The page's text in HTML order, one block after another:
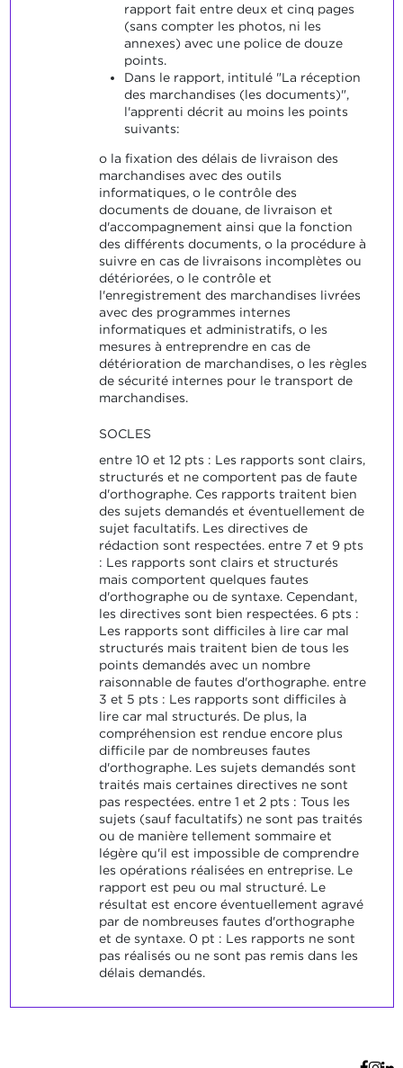
rapport fait entre deux et cinq pages
(sans compter les photos, ni les
annexes) avec une police de douze
points.
Dans le rapport, intitulé "La réception
des marchandises (les documents)",
l'apprenti décrit au moins les points
suivants:
o la fixation des délais de livraison des
marchandises avec des outils
informatiques, o le contrôle des
documents de douane, de livraison et
d'accompagnement ainsi que la fonction
des différents documents, o la procédure à
suivre en cas de livraisons incomplètes ou
détériorées, o le contrôle et
l'enregistrement des marchandises livrées
avec des programmes internes
informatiques et administratifs, o les
mesures à entreprendre en cas de
détérioration de marchandises, o les règles
de sécurité internes pour le transport de
marchandises.
SOCLES
entre 10 et 12 pts : Les rapports sont clairs,
structurés et ne comportent pas de faute
d'orthographe. Ces rapports traitent bien
des sujets demandés et éventuellement de
sujet facultatifs. Les directives de
rédaction sont respectées. entre 7 et 9 pts
: Les rapports sont clairs et structurés
mais comportent quelques fautes
d'orthographe ou de syntaxe. Cependant,
les directives sont bien respectées. 6 pts :
Les rapports sont difficiles à lire car mal
structurés mais traitent bien de tous les
points demandés avec un nombre
raisonnable de fautes d'orthographe. entre
3 et 5 pts : Les rapports sont difficiles à
lire car mal structurés. De plus, la
compréhension est rendue encore plus
difficile par de nombreuses fautes
d'orthographe. Les sujets demandés sont
traités mais certaines directives ne sont
pas respectées. entre 1 et 2 pts : Tous les
sujets (sauf facultatifs) ne sont pas traités
ou de manière tellement sommaire et
légère qu'il est impossible de comprendre
les opérations réalisées en entreprise. Le
rapport est peu ou mal structuré. Le
résultat est encore éventuellement agravé
par de nombreuses fautes d'orthographe
et de syntaxe. 0 pt : Les rapports ne sont
pas réalisés ou ne sont pas remis dans les
délais demandés.